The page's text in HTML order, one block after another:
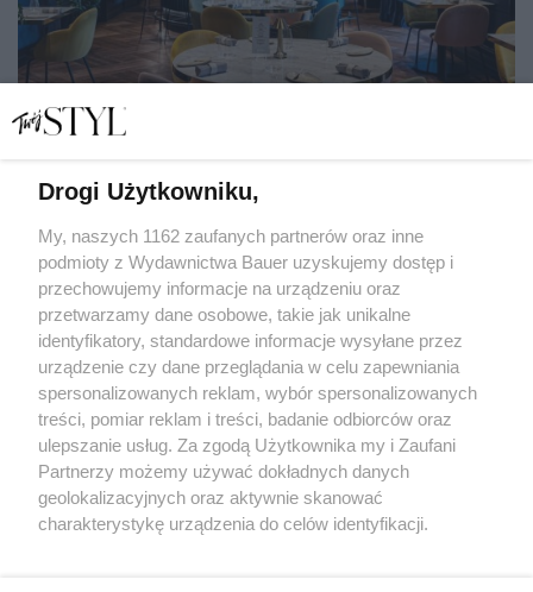
20 polskich restauracji, które warto odwiedzić chociaż
raz w życiu
KUCHNIA
Drogi Użytkowniku,
My, naszych 1162 zaufanych partnerów oraz inne
podmioty z Wydawnictwa Bauer uzyskujemy dostęp i
przechowujemy informacje na urządzeniu oraz
przetwarzamy dane osobowe, takie jak unikalne
identyfikatory, standardowe informacje wysyłane przez
urządzenie czy dane przeglądania w celu zapewniania
spersonalizowanych reklam, wybór spersonalizowanych
treści, pomiar reklam i treści, badanie odbiorców oraz
ulepszanie usług. Za zgodą Użytkownika my i Zaufani
Partnerzy możemy używać dokładnych danych
geolokalizacyjnych oraz aktywnie skanować
charakterystykę urządzenia do celów identyfikacji.